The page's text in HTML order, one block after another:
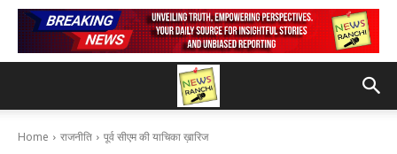
Home राजनीति पूर्व सीएम की याचिका ख़ारिज